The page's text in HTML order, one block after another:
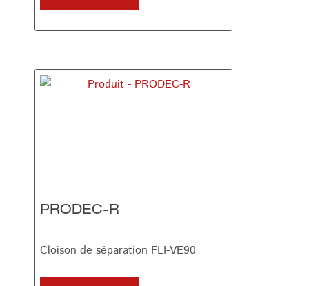
PRODEC-R
Cloison de séparation FLI-VE90